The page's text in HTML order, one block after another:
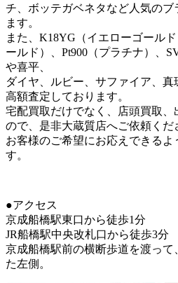
チ、ボッテガベネタなど人気の
ます。
また、K18YG（イエローゴール
ールド）、Pt900（プラチナ）、
や喜平、
ダイヤ、ルビー、サファイア、
高額査定しております。
宅配買取だけでなく、店頭買取
ので、是非大蔵質店へご依頼くだ
お客様のご希望にお応えできるよ
す。
●アクセス
京成船橋駅東口から徒歩1分
JR船橋駅中央改札口から徒歩3分
京成船橋駅前の横断歩道を渡っ
た左側。